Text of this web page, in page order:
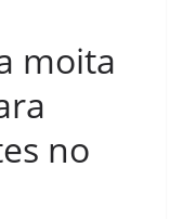
moita
no